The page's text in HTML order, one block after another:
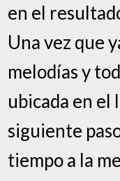
en el
Una vez que
melodías y
ubicada en el
siguiente
tiempo a la